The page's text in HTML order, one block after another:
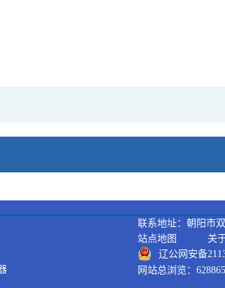
联系地址：朝阳市
站点地图
关
辽公网安备
网站总浏览：